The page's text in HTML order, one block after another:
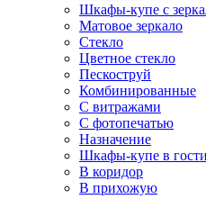
Шкафы-купе с
Матовое зеркало
Стекло
Цветное стекло
Пескоструй
Комбинированные
С витражами
С фотопечатью
Назначение
Шкафы-купе в
В коридор
В прихожую